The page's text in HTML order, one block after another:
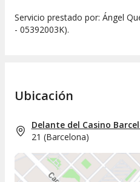
Servicio prestado por: Ángel
- 05392003K).
Ubicación
Delante del Casino
21 (Barcelona)